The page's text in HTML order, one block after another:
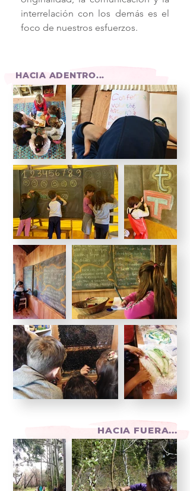
interrelación con los demás es el
foco de nuestros esfuerzos.
HACIA ADENTRO...
HACIA FUERA...